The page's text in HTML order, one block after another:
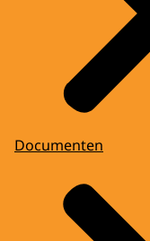
Documenten